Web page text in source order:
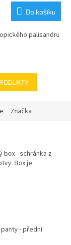
Do košíku
palisandru
Značka
- schránka z
Box je
- přední